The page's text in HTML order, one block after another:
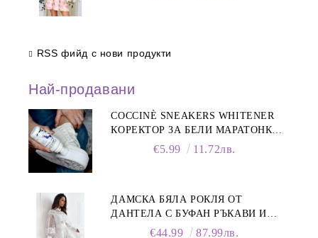
RSS фийд с нови продукти
Най-продавани
COCCINÈ SNEAKERS WHITENER
КОРЕКТОР ЗА БЕЛИ МАРАТОНКИ,
€5.99 11.72лв.
ДАМСКА БЯЛА РОКЛЯ ОТ
ДАНТЕЛА С БУФАН РЪКАВИ И
€44.99 87.99лв.